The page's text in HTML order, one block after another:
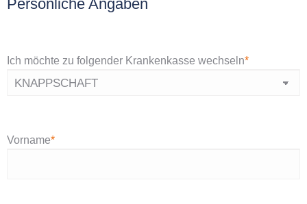
Persönliche Angaben
Ich möchte zu folgender Krankenkasse wechseln*
Vorname*